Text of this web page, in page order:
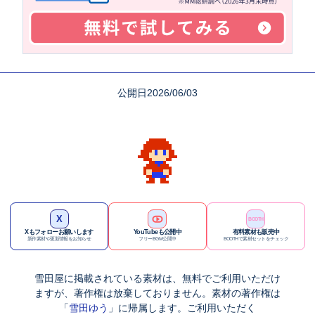
公開日2026/06/03
X
Xもフォローお願いします
新作素材や更新情報をお知らせ
YouTubeも公開中
フリーBGM公開中
BOOTH
有料素材も販売中
BOOTHで素材セットをチェック
雪田屋に掲載されている素材は、 無料でご利用いただけ
ますが、著作権は放棄しておりません。 素材の著作権は
「雪田ゆう 」に帰属します。 ご利用いただく